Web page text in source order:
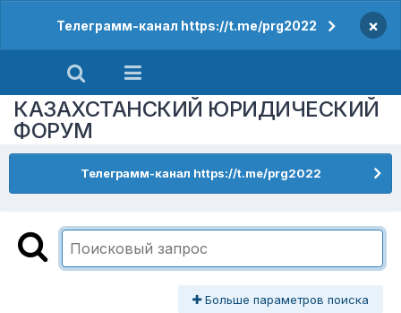
Телеграмм-канал https://t.me/prg2022 ×
КАЗАХСТАНСКИЙ ЮРИДИЧЕСКИЙ
ФОРУМ
Телеграмм-канал https://t.me/prg2022
Больше параметров поиска